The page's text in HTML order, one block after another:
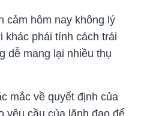
cảm hôm nay không lý
phái tính cách trái
dễ mang lại nhiều thụ
mắc về quyết định của
yêu cầu của lãnh đạo để